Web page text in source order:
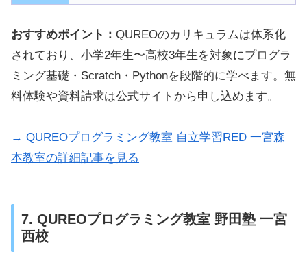
おすすめポイント： QUREOのカリキュラムは体系化
されており、小学2年生〜高校3年生を対象にプログラ
ミング基礎・Scratch・Pythonを段階的に学べます。無
料体験や資料請求は公式サイトから申し込めます。
→ QUREOプログラミング教室 自立学習RED 一宮森
本教室の詳細記事を見る
7. QUREOプログラミング教室 野田塾 一宮
西校